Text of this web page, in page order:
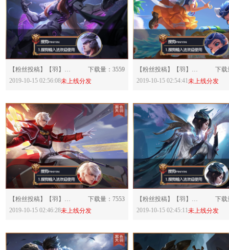
分享：
【粉丝投稿】【羽】王者荣耀·逐梦之光东皇太一LC89-607979
下载量：3559
2019-10-15 02:56:08未上线分发
分享：
【粉丝投稿】【羽】王者荣耀·逐浪之夏李元芳LC88-607977
下载
2019-10-15 02:54:41未上线分发
分享：
【粉丝投稿】【羽】王者荣耀·掌控之力诸葛亮LC83-607967
下载量：7553
2019-10-15 02:46:28未上线分发
分享：
【粉丝投稿】【羽】王者荣耀·云霓雀翎虞姬LC82-607965
下载
2019-10-15 02:45:11未上线分发